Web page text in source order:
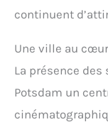
continuent
Une ville au
La présence
Potsdam un